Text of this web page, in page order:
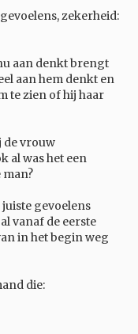
zekerheid:
aan denkt brengt
aan hem denkt en
te zien of hij haar
de vrouw
al was het een
gevoelens
vanaf de eerste
in het begin weg
die: